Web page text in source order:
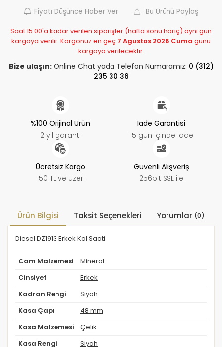
Fiyatı Düşünce Haber Ver Bu Ürünü Paylaş
Saat 15:00'a kadar verilen siparişler (hafta sonu hariç) aynı gün
kargoya verilir. Kargonuz en geç 7 Agustos 2026 Cuma günü
kargoya verilecektir.
Bize ulaşın:Online Chat yada Telefon Numaramız: 0 (312)
235 30 36
%100 Orijinal Ürün
2 yıl garanti
İade Garantisi
15 gün içinde iade
Ücretsiz Kargo
150 TL ve üzeri
Güvenli Alışveriş
256bit SSL ile
Ürün Bilgisi Taksit Seçenekleri Yorumlar (0)
Diesel DZ1913 Erkek Kol Saati
Cam Malzemesi Mineral
Cinsiyet Erkek
Kadran Rengi Siyah
Kasa Çapı 48 mm
Kasa Malzemesi Çelik
Kasa Rengi Siyah